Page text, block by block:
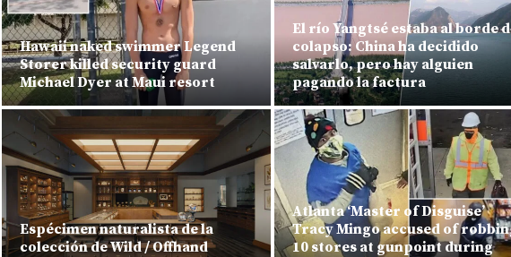
Hawaii naked swimmer Legend
Storer killed security guard
Michael Dyer at Maui resort
Espécimen naturalista de la
colección de Wild / Offhand
El río Yangtsé estaba al borde
colapso: China ha decidido
salvarlo, pero hay alguien
pagando la factura
Atlanta ‘Master of Disguise’
Tracy Mingo accused of
10 stores at gunpoint during